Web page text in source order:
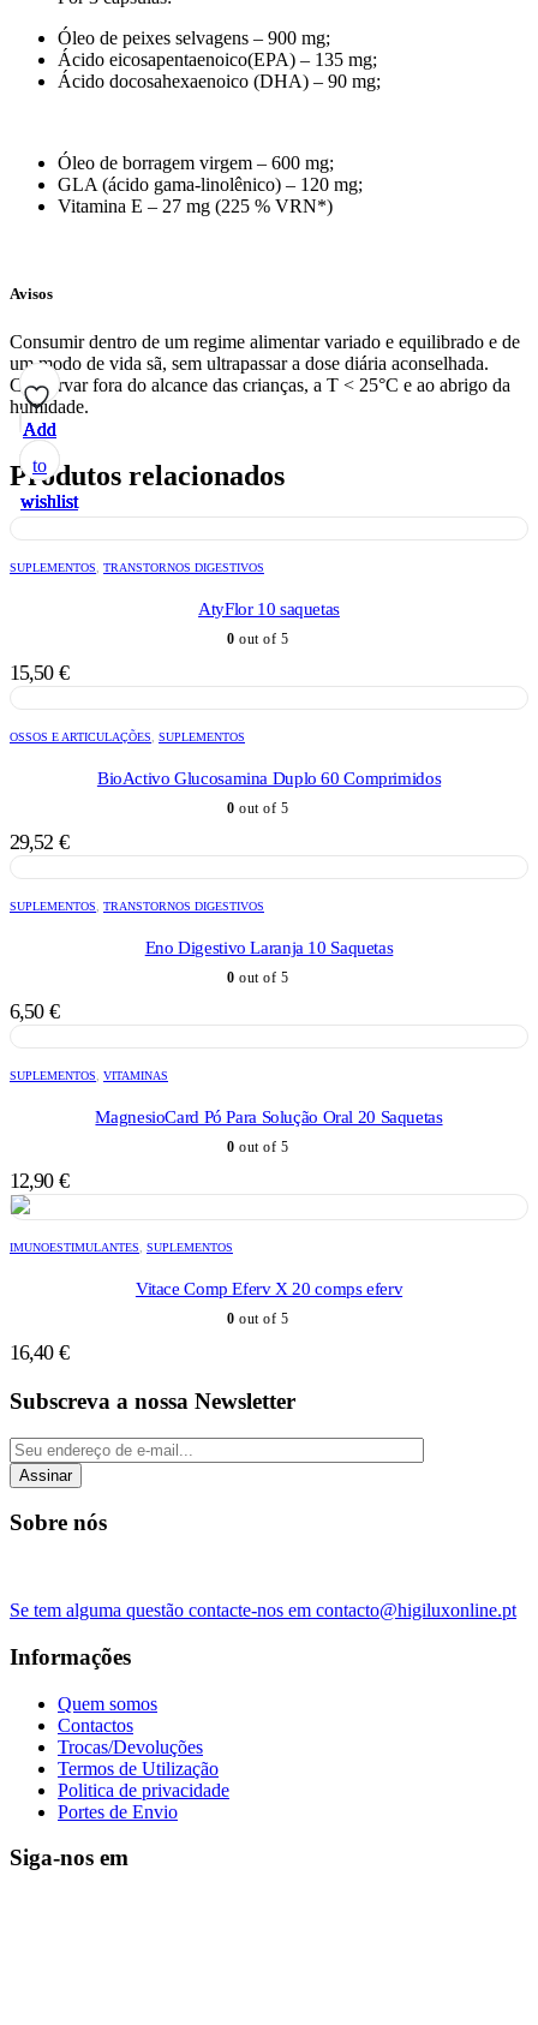
Óleo de peixes selvagens – 900 mg;
Ácido eicosapentaenoico(EPA) – 135 mg;
Ácido docosahexaenoico (DHA) – 90 mg;
Óleo de borragem virgem – 600 mg;
GLA (ácido gama-linolênico) – 120 mg;
Vitamina E – 27 mg (225 % VRN*)
Avisos
Consumir dentro de um regime alimentar variado e equilibrado e de
um modo de vida sã, sem ultrapassar a dose diária aconselhada.
Conservar fora do alcance das crianças, a T < 25°C e ao abrigo da
humidade.
Produtos relacionados
Add
to
wishlist
SUPLEMENTOS, TRANSTORNOS DIGESTIVOS
AtyFlor 10 saquetas
0 out of 5
15,50 €
Add
to
wishlist
OSSOS E ARTICULAÇÕES, SUPLEMENTOS
BioActivo Glucosamina Duplo 60 Comprimidos
0 out of 5
29,52 €
Add
to
wishlist
SUPLEMENTOS, TRANSTORNOS DIGESTIVOS
Eno Digestivo Laranja 10 Saquetas
0 out of 5
6,50 €
Add
to
wishlist
SUPLEMENTOS, VITAMINAS
MagnesioCard Pó Para Solução Oral 20 Saquetas
0 out of 5
12,90 €
Add
to
wishlist
IMUNOESTIMULANTES, SUPLEMENTOS
Vitace Comp Eferv X 20 comps eferv
0 out of 5
16,40 €
Subscreva a nossa Newsletter
Assinar
Sobre nós
Se tem alguma questão contacte-nos em contacto@higiluxonline.pt
Informações
Quem somos
Contactos
Trocas/Devoluções
Termos de Utilização
Politica de privacidade
Portes de Envio
Siga-nos em